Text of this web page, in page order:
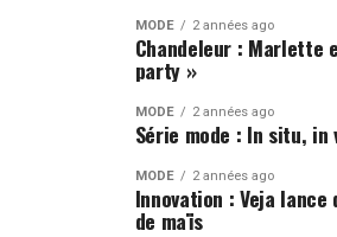
MODE 2 années ago
Chandeleur : Marlette
party »
MODE 2 années ago
Série mode : In situ, in
MODE 2 années ago
Innovation : Veja
de maïs